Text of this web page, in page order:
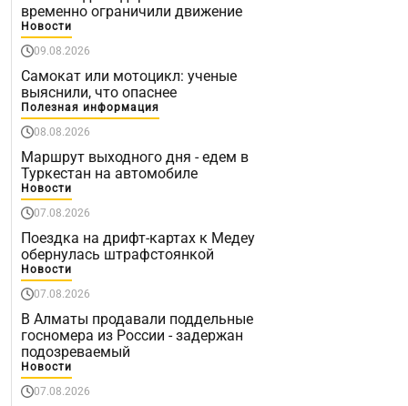
временно ограничили движение
Новости
09.08.2026
Самокат или мотоцикл: ученые
выяснили, что опаснее
Полезная информация
08.08.2026
Маршрут выходного дня - едем в
Туркестан на автомобиле
Новости
07.08.2026
Поездка на дрифт-картах к Медеу
обернулась штрафстоянкой
Новости
07.08.2026
В Алматы продавали поддельные
госномера из России - задержан
подозреваемый
Новости
07.08.2026